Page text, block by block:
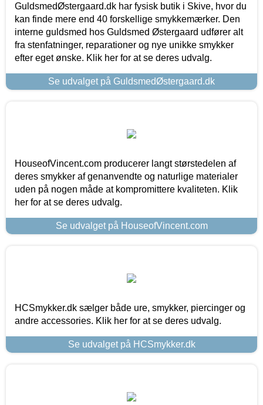
GuldsmedØstergaard.dk har fysisk butik i Skive, hvor du
kan finde mere end 40 forskellige smykkemærker. Den
interne guldsmed hos Guldsmed Østergaard udfører alt
fra stenfatninger, reparationer og nye unikke smykker
efter eget ønske. Klik her for at se deres udvalg.
Se udvalget på GuldsmedØstergaard.dk
HouseofVincent.com producerer langt størstedelen af
deres smykker af genanvendte og naturlige materialer
uden på nogen måde at kompromittere kvaliteten. Klik
her for at se deres udvalg.
Se udvalget på HouseofVincent.com
HCSmykker.dk sælger både ure, smykker, piercinger og
andre accessories. Klik her for at se deres udvalg.
Se udvalget på HCSmykker.dk